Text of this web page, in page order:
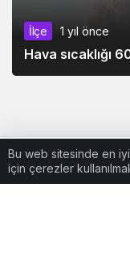
İlçe 1 yıl önce
Hava sıcaklığı
Bu web sitesinde en iyi
için çerezler